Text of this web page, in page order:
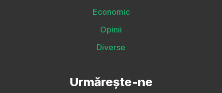
Economic
Opinii
Diverse
Urmărește-ne